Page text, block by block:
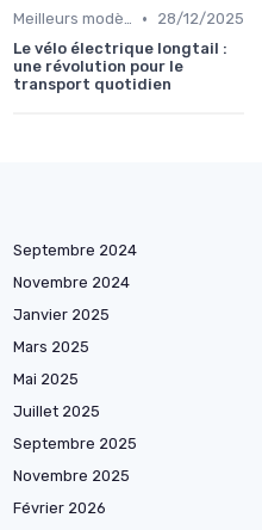
Meilleurs modèles et marques •
28/12/2025
Le vélo électrique longtail :
une révolution pour le
transport quotidien
Septembre 2024
Novembre 2024
Janvier 2025
Mars 2025
Mai 2025
Juillet 2025
Septembre 2025
Novembre 2025
Février 2026